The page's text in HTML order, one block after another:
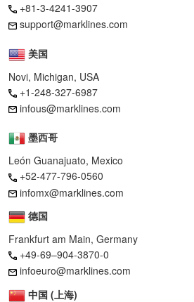
+81-3-4241-3907
support@marklines.com
美国
Novi, Michigan, USA
+1-248-327-6987
infous@marklines.com
墨西哥
León Guanajuato, Mexico
+52-477-796-0560
infomx@marklines.com
德国
Frankfurt am Main, Germany
+49-69–904-3870-0
infoeuro@marklines.com
中国 (上海)